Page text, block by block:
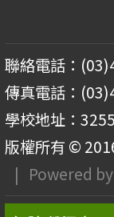
聯絡電話：
傳真電話：
學校地址：
版權所有 ©
| Powered by